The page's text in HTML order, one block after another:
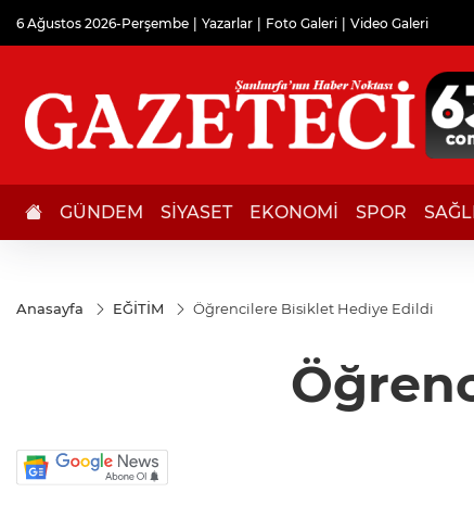
6 Ağustos 2026-Perşembe Yazarlar Foto Galeri Video Galeri
GÜNDEM SİYASET EKONOMİ SPOR
Anasayfa EĞİTİM Öğrencilere Bisiklet Hediye Edildi